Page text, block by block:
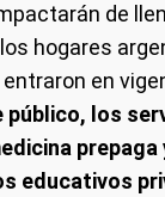
de
hogares
entraron en
los
prepaga
educativos